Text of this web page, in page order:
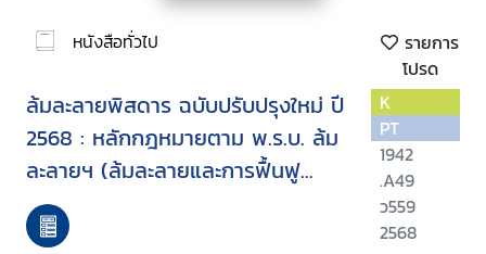
หนังสือทั่วไป
รายการ
โปรด
ล้มละลายพิสดาร ฉบับปรับปรุงใหม่ ปี
2568 : หลักกฎหมายตาม พ.ร.บ. ล้ม
ละลายฯ (ล้มละลายและการฟื้นฟู
กิจการ) พ.ร.บ. จัดตั้งศาลล้มละลายฯ
และแนวคำพิพากษาฎีกาที่น่าสนใจ
K
PT
1942
.A49
ว559
2568